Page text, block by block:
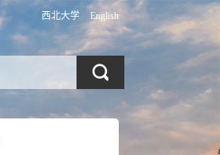
西北大学 English